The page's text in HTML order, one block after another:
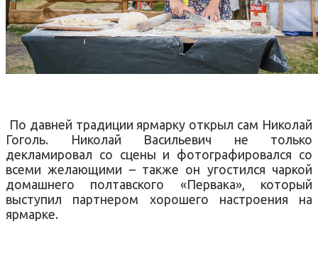
По давней традиции ярмарку открыл сам Николай
Гоголь. Николай Васильевич не только
декламировал со сцены и фотографировался со
всеми желающими – также он угостился чаркой
домашнего полтавского «Первака», который
выступил партнером хорошего настроения на
ярмарке.